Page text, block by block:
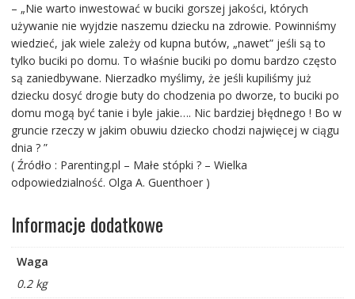
– „Nie warto inwestować w buciki gorszej jakości, których
używanie nie wyjdzie naszemu dziecku na zdrowie. Powinniśmy
wiedzieć, jak wiele zależy od kupna butów, „nawet” jeśli są to
tylko buciki po domu. To właśnie buciki po domu bardzo często
są zaniedbywane. Nierzadko myślimy, że jeśli kupiliśmy już
dziecku dosyć drogie buty do chodzenia po dworze, to buciki po
domu mogą być tanie i byle jakie…. Nic bardziej błędnego ! Bo w
gruncie rzeczy w jakim obuwiu dziecko chodzi najwięcej w ciągu
dnia ? ”
( Źródło : Parenting.pl – Małe stópki ? – Wielka
odpowiedzialność. Olga A. Guenthoer )
Informacje dodatkowe
Waga
0.2 kg